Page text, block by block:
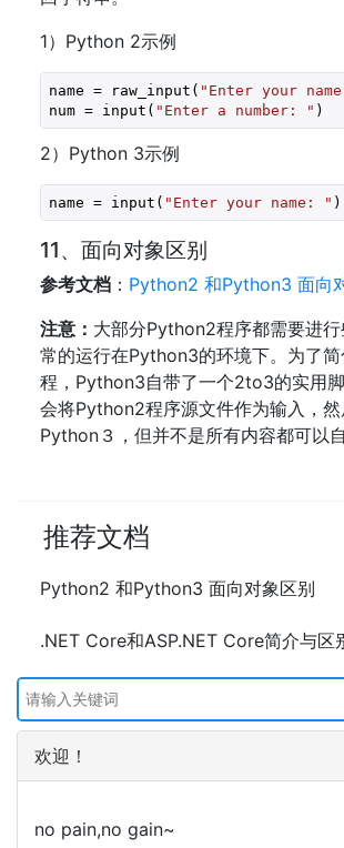
1）Python 2示例
name = raw_input( "Enter your
num = input( "Enter a number: "
2）Python 3示例
name = input( "Enter your name: "
11、面向对象区别
参考文档 ： Python2 和Python3 面向
注意： 大部分Python2程序都需要进
常的运行在Python3的环境下。为了
程，Python3自带了一个2to3的实用
会将Python2程序源文件作为输入，
Python３，但并不是所有内容都可以自
推荐文档
Python2 和Python3 面向对象区别
.NET Core和ASP.NET Core简介与区
欢迎！
no pain,no gain~